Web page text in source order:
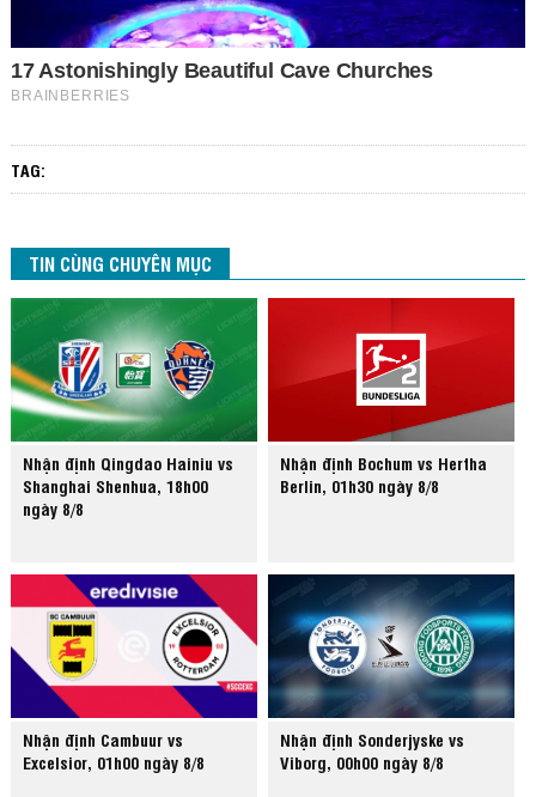
TAG:
TIN CÙNG CHUYÊN MỤC
Nhận định Qingdao Hainiu vs
Shanghai Shenhua, 18h00
ngày 8/8
Nhận định Bochum vs Hertha
Berlin, 01h30 ngày 8/8
Nhận định Cambuur vs
Excelsior, 01h00 ngày 8/8
Nhận định Sonderjyske vs
Viborg, 00h00 ngày 8/8